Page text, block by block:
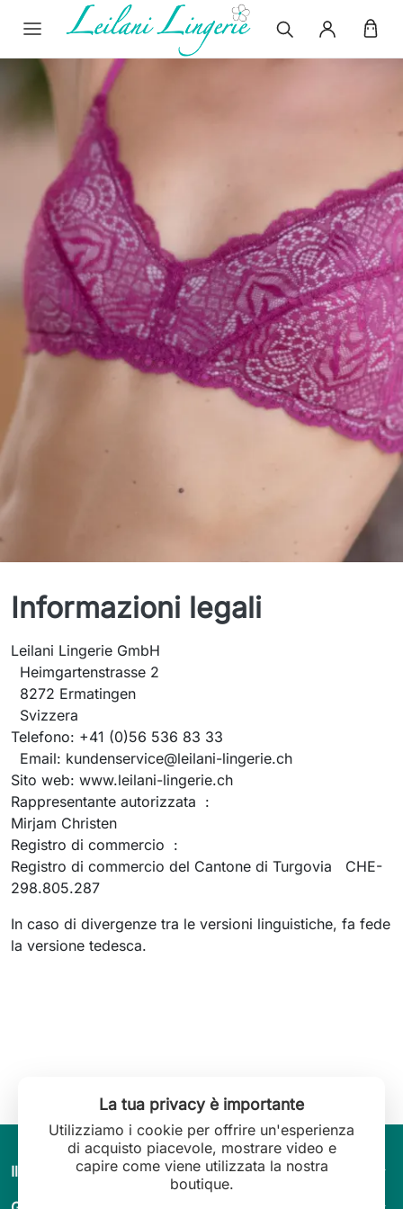
Note legali
Informazioni legali
Leilani Lingerie GmbH
Heimgartenstrasse 2
8272 Ermatingen
Svizzera
Telefono: +41 (0)56 536 83 33
Email: kundenservice@leilani-lingerie.ch
Sito web: www.leilani-lingerie.ch
Rappresentante autorizzata :
Mirjam Christen
Registro di commercio :
Registro di commercio del Cantone di Turgovia CHE-
298.805.287
In caso di divergenze tra le versioni linguistiche, fa fede
la versione tedesca.
Il mondo di Leilani Lingerie arrow_drop_down
La tua privacy è importante
Utilizziamo i cookie per offrire un'esperienza
di acquisto piacevole, mostrare video e
capire come viene utilizzata la nostra
boutique.